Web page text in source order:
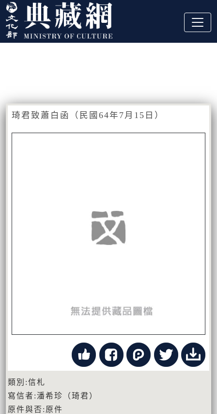
跳到主要內容
:::
琦君致蕭白函（民國64年7月15日）
類別:信札
寫信者:潘希珍（琦君）
原件與否:原件